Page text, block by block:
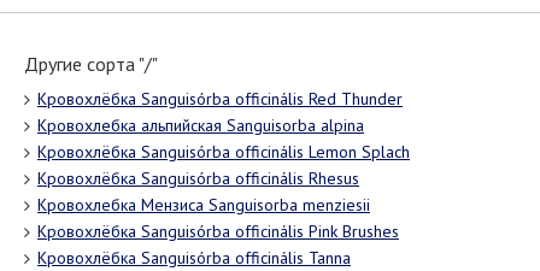
Другие сорта "/"
Кровохлёбка Sanguisórba officinális Red Thunder
Кровохлебка альпийская Sanguisorba alpina
Кровохлёбка Sanguisórba officinális Lemon Splach
Кровохлёбка Sanguisórba officinális Rhesus
Кровохлебка Мензиса Sanguisorba menziesii
Кровохлёбка Sanguisórba officinális Pink Brushes
Кровохлёбка Sanguisórba officinális Таnnа